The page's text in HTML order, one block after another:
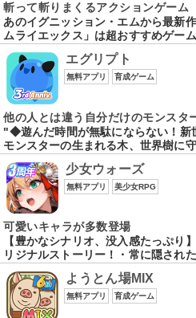
斬って斬りまくるアクションゲーム
あのイグニッション・エムから最新
ムライエックス」は超おすすめゲー
エグリプト
無料アプリ 育成ゲーム
他の人とは違う自分だけのモンスタ
"◆遊んだ時間が無駄にならない！
モンスターの生まれる木、世界樹に
少女ウォーズ
無料アプリ 美少女RPG
可愛いキャラが多数登場
【豊かなシナリオ、没入感たっぷり
リジナルストーリー！・常に隠され
ようとん場MIX
無料アプリ 育成ゲーム